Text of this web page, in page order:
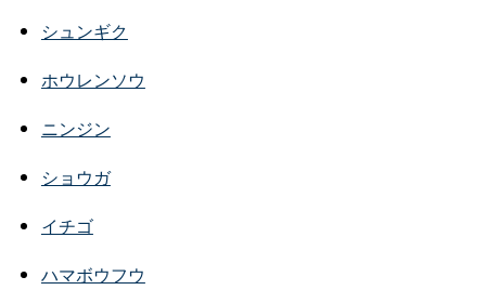
シュンギク
ホウレンソウ
ニンジン
ショウガ
イチゴ
ハマボウフウ